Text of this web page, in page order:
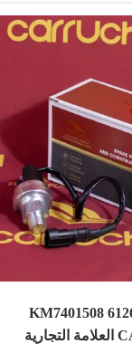
612600090920 KM7401508
CARRUCHI العلامة التجارية